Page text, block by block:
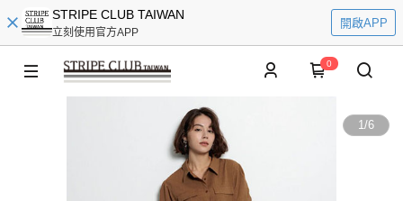
STRIPE CLUB TAIWAN
立刻使用官方APP
開啟APP
0
1/6